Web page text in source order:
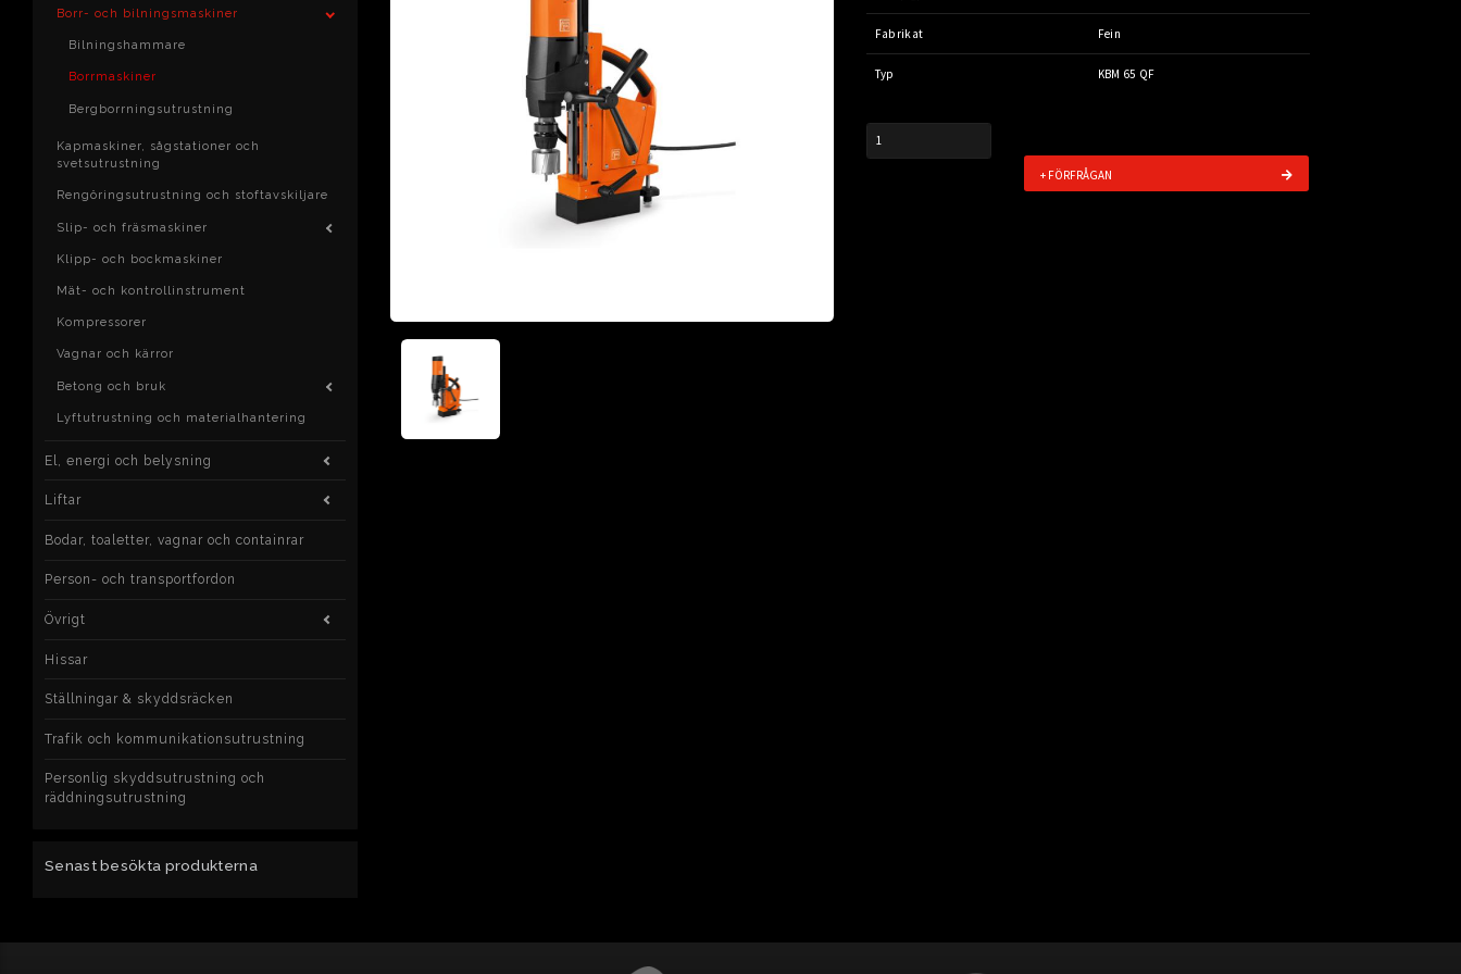
Borr- och bilningsmaskiner
Bilningshammare
Borrmaskiner
Bergborrningsutrustning
Kapmaskiner, sågstationer och
svetsutrustning
Rengöringsutrustning och stoftavskiljare
Slip- och fräsmaskiner
Klipp- och bockmaskiner
Mät- och kontrollinstrument
Kompressorer
Vagnar och kärror
Betong och bruk
Lyftutrustning och materialhantering
El, energi och belysning
Liftar
Bodar, toaletter, vagnar och containrar
Person- och transportfordon
Övrigt
Hissar
Ställningar & skyddsräcken
Trafik och kommunikationsutrustning
Personlig skyddsutrustning och
räddningsutrustning
Senast besökta produkterna
Fabrikat Fein
Typ KBM 65 QF
+ FÖRFRÅGAN